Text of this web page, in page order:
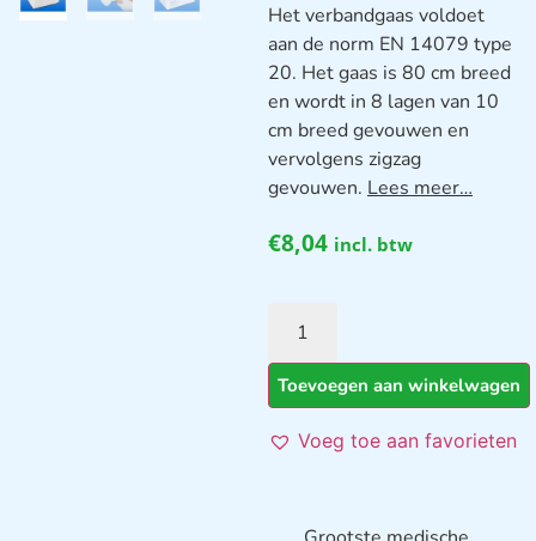
Het verbandgaas voldoet
aan de norm EN 14079 type
20. Het gaas is 80 cm breed
en wordt in 8 lagen van 10
cm breed gevouwen en
vervolgens zigzag
gevouwen. Lees meer…
€8,04 incl. btw
Toevoegen aan winkelwagen
Voeg toe aan favorieten